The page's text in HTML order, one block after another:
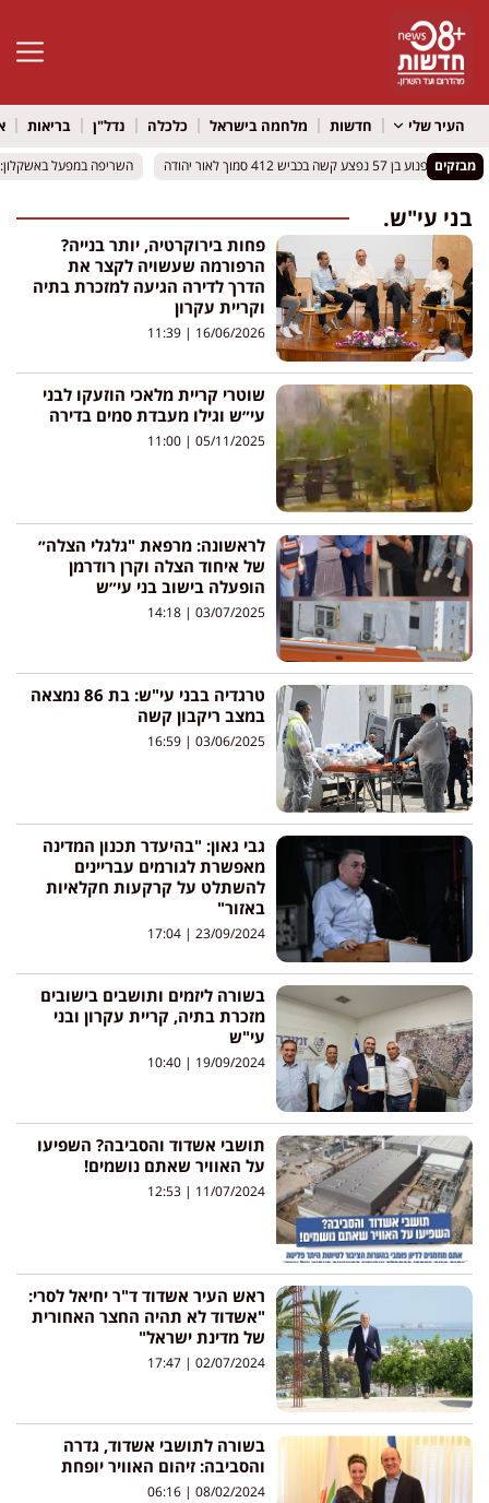
פתח
העיר שלי חדשות מלחמה בישראל כלכלה נדל"ן בריאות
מבזקים
רוכב אופנוע בן 57 נפצע קשה בכביש 412 סמוך לאור יהודה השריפה במפעל באשקלון: רוכב אופנוע בן 57 נפצע קשה בכביש 412 סמוך לאור יהודה השריפה במפעל באשקלון:
בני עי"ש.
פחות בירוקרטיה, יותר בנייה?
הרפורמה שעשויה לקצר את
הדרך לדירה הגיעה למזכרת בתיה
וקריית עקרון
16/06/2026
שוטרי קריית מלאכי הוזעקו לבני
עי״ש וגילו מעבדת סמים בדירה
05/11/2025
לראשונה: מרפאת "גלגלי הצלה״
של איחוד הצלה וקרן רודרמן
הופעלה בישוב בני עי״ש
03/07/2025
טרגדיה בבני עי"ש: בת 86 נמצאה
במצב ריקבון קשה
03/06/2025
גבי גאון: "בהיעדר תכנון המדינה
מאפשרת לגורמים עבריינים
להשתלט על קרקעות חקלאיות
באזור"
23/09/2024
בשורה ליזמים ותושבים בישובים
מזכרת בתיה, קריית עקרון ובני
עי"ש
19/09/2024
תושבי אשדוד והסביבה? השפיעו
על האוויר שאתם נושמים!
11/07/2024
ראש העיר אשדוד ד"ר יחיאל לסרי:
"אשדוד לא תהיה החצר האחורית
של מדינת ישראל"
02/07/2024
בשורה לתושבי אשדוד, גדרה
והסביבה: זיהום האוויר יופחת
08/02/2024